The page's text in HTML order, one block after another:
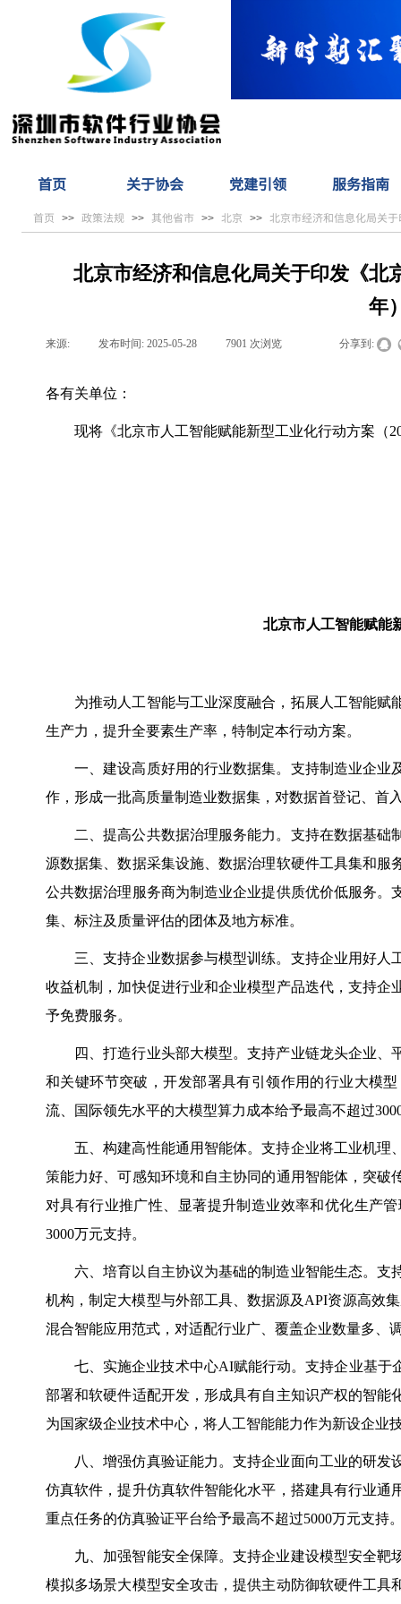
首页 关于协会 党建引领 服务指南
首页 >> 政策法规 >> 其他省市 >> 北京 >> 北京市经济和信息化局关
北京市经济和信息化局关于印发《北
年
来源: 发布时间: 2025-05-28 7901 次浏览 分享到:
各有关单位：
现将《北京市人工智能赋能新型工业化行动方案（
北京市人工智能赋能
为推动人工智能与工业深度融合，拓展人工智能
生产力，提升全要素生产率，特制定本行动方案。
一、建设高质好用的行业数据集。支持制造业企
作，形成一批高质量制造业数据集，对数据首登记、首
二、提高公共数据治理服务能力。支持在数据基
源数据集、数据采集设施、数据治理软硬件工具集和
公共数据治理服务商为制造业企业提供质优价低服务
集、标注及质量评估的团体及地方标准。
三、支持企业数据参与模型训练。支持企业用好
收益机制，加快促进行业和企业模型产品迭代，支持
予免费服务。
四、打造行业头部大模型。支持产业链龙头企业
和关键环节突破，开发部署具有引领作用的行业大模
流、国际领先水平的大模型算力成本给予最高不超过
五、构建高性能通用智能体。支持企业将工业机
策能力好、可感知环境和自主协同的通用智能体，突
对具有行业推广性、显著提升制造业效率和优化生产
3000万元支持。
六、培育以自主协议为基础的制造业智能生态。
机构，制定大模型与外部工具、数据源及API资源高效
混合智能应用范式，对适配行业广、覆盖企业数量多、
七、实施企业技术中心AI赋能行动。支持企业基于
部署和软硬件适配开发，形成具有自主知识产权的智
为国家级企业技术中心，将人工智能能力作为新设企业
八、增强仿真验证能力。支持企业面向工业的研
仿真软件，提升仿真软件智能化水平，搭建具有行业
重点任务的仿真验证平台给予最高不超过5000万元支持
九、加强智能安全保障。支持企业建设模型安全
模拟多场景大模型安全攻击，提供主动防御软硬件工